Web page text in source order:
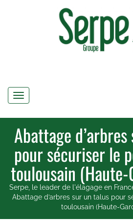
Navigation
Abattage
pour sécuriser le
toulousain (Haute-
Serpe, le leader de l'élagage en
Abattage d’arbres sur un talus pour
toulousain (Haute-